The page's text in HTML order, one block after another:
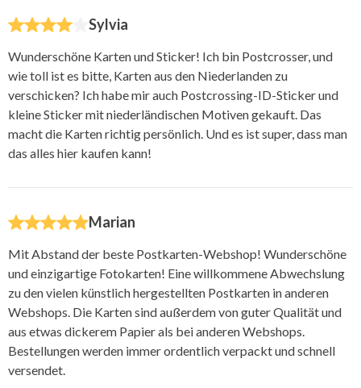
Sylvia
Wunderschöne Karten und Sticker! Ich bin Postcrosser, und
wie toll ist es bitte, Karten aus den Niederlanden zu
verschicken? Ich habe mir auch Postcrossing-ID-Sticker und
kleine Sticker mit niederländischen Motiven gekauft. Das
macht die Karten richtig persönlich. Und es ist super, dass man
das alles hier kaufen kann!
Marian
Mit Abstand der beste Postkarten-Webshop! Wunderschöne
und einzigartige Fotokarten! Eine willkommene Abwechslung
zu den vielen künstlich hergestellten Postkarten in anderen
Webshops. Die Karten sind außerdem von guter Qualität und
aus etwas dickerem Papier als bei anderen Webshops.
Bestellungen werden immer ordentlich verpackt und schnell
versendet.